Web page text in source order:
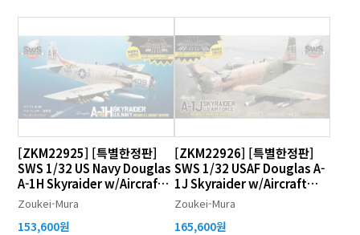
[ZKM22925] [특별한정판]
SWS 1/32 US Navy Douglas
A-1H Skyraider w/Aircraft
Weapons
Zoukei-Mura
153,600원
[ZKM22926] [특별한정판]
SWS 1/32 USAF Douglas A-
1J Skyraider w/Aircraft
Weapons 2
Zoukei-Mura
165,600원